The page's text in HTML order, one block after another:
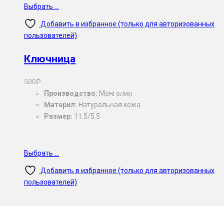
Выбрать ...
Добавить в избранное (только для авторизованных
пользователей)
Ключница
500₽
Производство: Монголия
Материл: Натуральная кожа
Размер: 11.5/5.5
Выбрать ...
Добавить в избранное (только для авторизованных
пользователей)